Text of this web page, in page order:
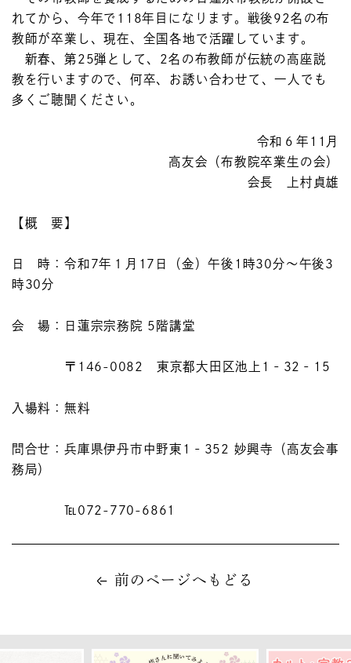
れてから、今年で118年目になります。戦後92名の布
教師が卒業し、現在、全国各地で活躍しています。
新春、第25弾として、2名の布教師が伝統の高座説
教を行いますので、何卒、お誘い合わせて、一人でも
多くご聴聞ください。
令和６年11月
高友会（布教院卒業生の会）
会長 上村貞雄
【概 要】
日 時：令和7年１月17日（金）午後1時30分～午後3
時30分
会 場：日蓮宗宗務院 5階講堂
〒146-0082 東京都大田区池上1‐32‐15
入場料：無料
問合せ：兵庫県伊丹市中野東1‐352 妙興寺（高友会事
務局）
℡072-770-6861
前のページへもどる